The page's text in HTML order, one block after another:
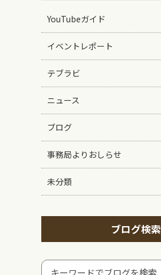
YouTubeガイド
イベントレポート
テブラビ
ニュース
ブログ
事務局よりおしらせ
未分類
ブログ検索